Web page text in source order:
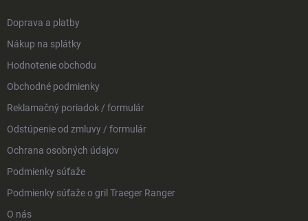
Doprava a platby
Nákup na splátky
Hodnotenie obchodu
Obchodné podmienky
Reklamačný poriadok / formulár
Odstúpenie od zmluvy / formulár
Ochrana osobných údajov
Podmienky súťaže
Podmienky súťaže o gril Traeger Ranger
O nás